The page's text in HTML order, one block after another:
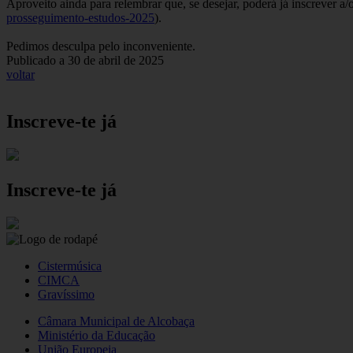
Aproveito ainda para relembrar que, se desejar, poderá já inscrever
prosseguimento-estudos-2025).
Pedimos desculpa pelo inconveniente.
Publicado a 30 de abril de 2025
voltar
Inscreve-te já
Inscreve-te já
Cistermúsica
CIMCA
Gravíssimo
Câmara Municipal de Alcobaça
Ministério da Educação
União Europeia